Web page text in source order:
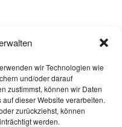
wir Technologien wie
und/oder darauf
zustimmst, können wir Daten
dieser Website verarbeiten.
zurückziehst, können
werden.